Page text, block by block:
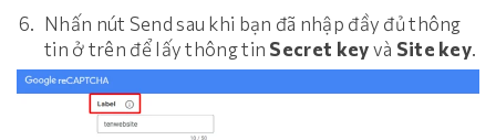
Nhấn nút Send sau khi bạn đã nhập đầy đủ thông
tin ở trên để lấy thông tin Secret keyvà Site key.